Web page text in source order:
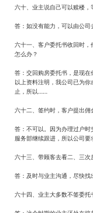
六十、业主说自己可以赎楼，
答：如没有能力，可以由公司
六十一、客户委托书收回时，
怎么办？
答：交回购房委托书，是现在
以上资料注明，我公司已为
止，所以……
六十二、签约时，客户提出佣
答：不可以。因为办理过户
服务部继续跟进，所以公司要
六十三、带顾客去看二、三次
答：及时与业主沟通，尽快找
六十四、业主大多数不签委托